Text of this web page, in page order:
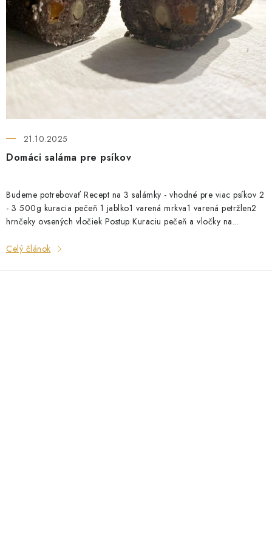
Domáci saláma pre psíkov
21.10.2025
Budeme potrebovať Recept na 3 salámky - vhodné pre viac psíkov 2
- 3 500g kuracia pečeň 1 jablko1 varená mrkva1 varená petržlen2
hrnčeky ovsených vločiek Postup Kuraciu pečeň a vločky na...
Celý článok